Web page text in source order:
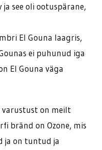
see oli ootuspärane,
El Gouna laagris,
ei puhunud iga
El Gouna väga
varustust on meilt
bränd on Ozone, mis
ja on tuntud ja